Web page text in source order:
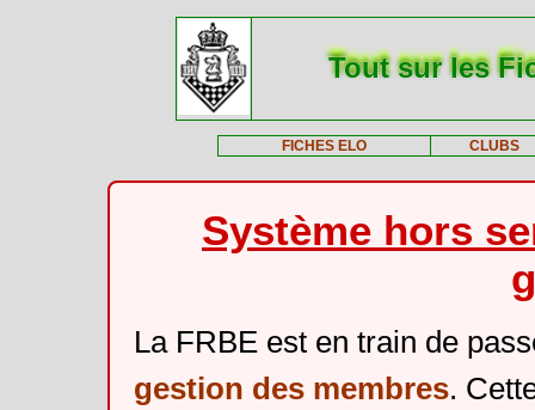
Tout sur les
FICHES ELO CLUBS
Système hors
La FRBE est en train de
gestion des membres.